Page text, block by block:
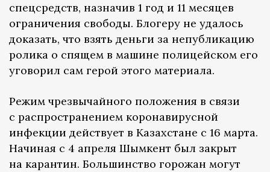
спецсредств, назначив 1 год и 11 месяцев
ограничения свободы. Блогеру не удалось
доказать, что взять деньги за непубликацию
ролика о спящем в машине полицейском его
уговорил сам герой этого материала.
Режим чрезвычайного положения в связи
с распространением коронавирусной
инфекции действует в Казахстане с 16 марта.
Начиная с 4 апреля Шымкент был закрыт
на карантин. Большинство горожан могут